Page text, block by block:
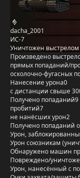
dacha_2001
ИС-7
Уничтожен выстрелом
Произведено
прямых попаданий/
осколочно-фугасных
Нанесение урона0
с дистанции свыше
Получено попаданий9
пробитий7
не нанёсших урон2
Получено попаданий
Урон,
Урон союзникам
Обнаружено машин
Повреждено/
Урон, нанесённый с